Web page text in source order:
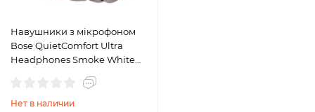
Навушники з мікрофоном
Bose QuietComfort Ultra
Headphones Smoke White
Нет в наличии